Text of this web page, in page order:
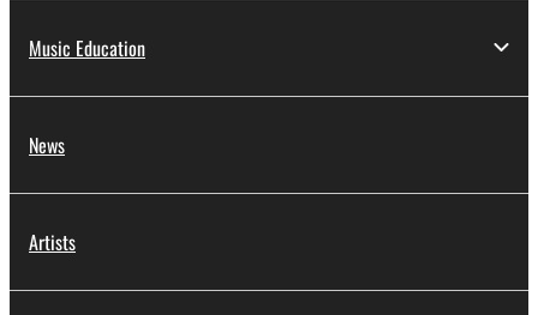
Music Education
News
Artists